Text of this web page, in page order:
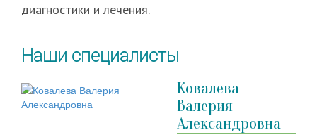
диагностики и лечения.
Наши специалисты
Ковалева
Валерия
Александровна